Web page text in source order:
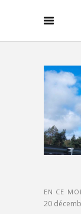
EN CE
20